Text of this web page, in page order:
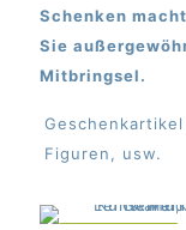
Schenken
Sie
Mitbringsel.
Figuren, usw.